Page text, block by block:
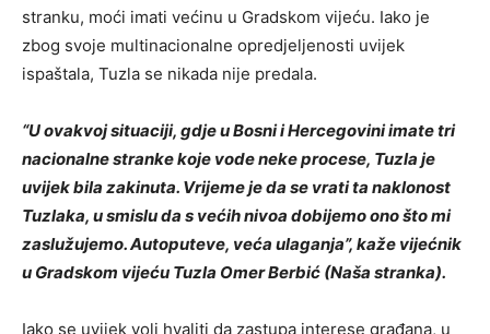
stranku, moći imati većinu u Gradskom vijeću. Iako je
zbog svoje multinacionalne opredjeljenosti uvijek
ispaštala, Tuzla se nikada nije predala.
“U ovakvoj situaciji, gdje u Bosni i Hercegovini imate tri
nacionalne stranke koje vode neke procese, Tuzla je
uvijek bila zakinuta. Vrijeme je da se vrati ta naklonost
Tuzlaka, u smislu da s većih nivoa dobijemo ono što mi
zaslužujemo. Autoputeve, veća ulaganja”, kaže vijećnik
u Gradskom vijeću Tuzla Omer Berbić (Naša stranka).
Iako se uvijek voli hvaliti da zastupa interese građana, u